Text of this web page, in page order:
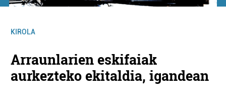
KIROLA
Arraunlarien eskifaiak
aurkezteko ekitaldia, igandean